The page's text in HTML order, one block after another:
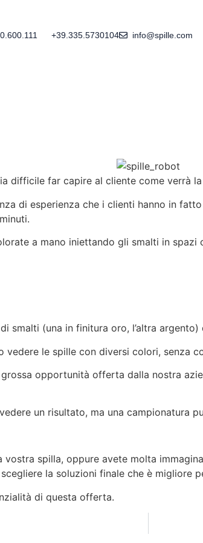
+39.335.5730104 info@spille.com
difficile far capire al cliente come verrà
di esperienza che i clienti hanno in
a mano iniettando gli smalti in
smalti (una in finitura oro, l’altra
le spille con diversi colori, senza
opportunità offerta dalla nostra
un risultato, ma una campionatura
spilla, oppure avete molta
la soluzioni finale che è migliore
di questa offerta.